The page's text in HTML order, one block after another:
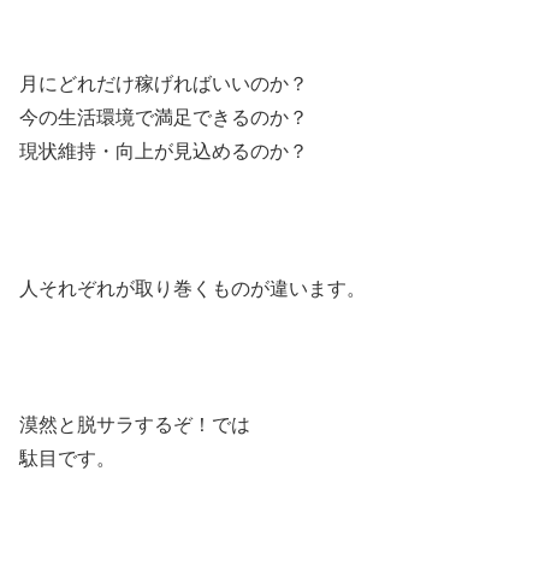
月にどれだけ稼げればいいのか？
今の生活環境で満足できるのか？
現状維持・向上が見込めるのか？
人それぞれが取り巻くものが違います。
漠然と脱サラするぞ！では
駄目です。